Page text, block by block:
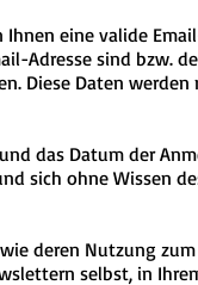
eine valide
Adresse sind bzw.
Diese Daten
das Datum der
sich ohne Wissen
deren Nutzung
selbst, in